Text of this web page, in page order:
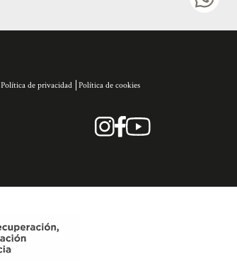
Política de privacidad Política de cookies